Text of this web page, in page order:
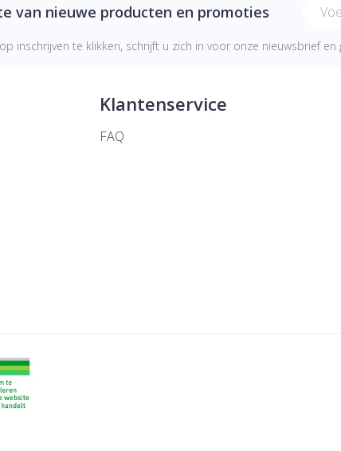
van nieuwe producten en promoties
inschrijven te klikken, schrijft u zich in voor onze nieuwsbrief
Klantenservice
FAQ